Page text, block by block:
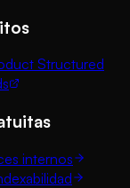
Structured
internos